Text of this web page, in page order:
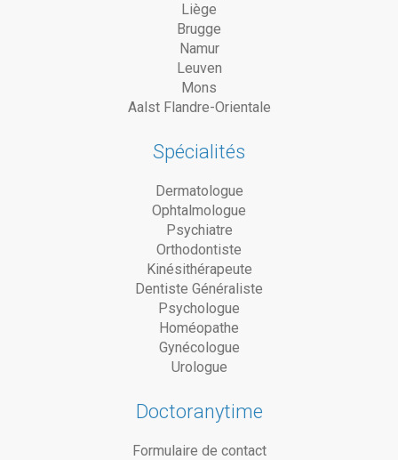
Liège
Brugge
Namur
Leuven
Mons
Aalst Flandre-Orientale
Spécialités
Dermatologue
Ophtalmologue
Psychiatre
Orthodontiste
Kinésithérapeute
Dentiste Généraliste
Psychologue
Homéopathe
Gynécologue
Urologue
Doctoranytime
Formulaire de contact